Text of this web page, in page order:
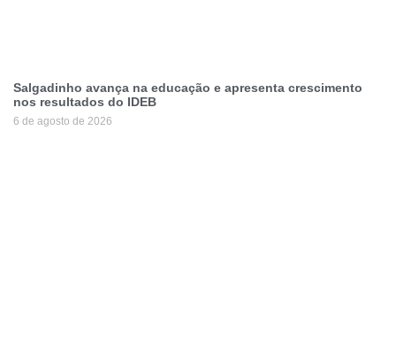
Salgadinho avança na educação e apresenta crescimento
nos resultados do IDEB
6 de agosto de 2026